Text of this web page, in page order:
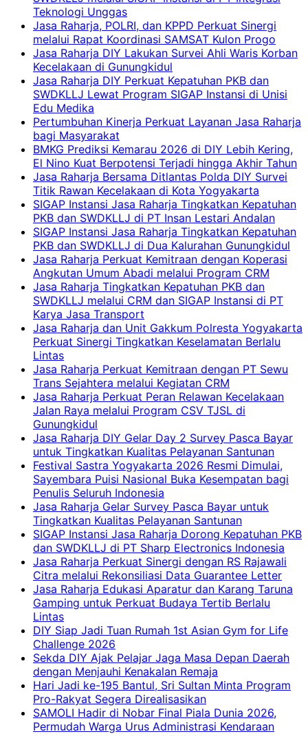
Teknologi Unggas
Jasa Raharja, POLRI, dan KPPD Perkuat Sinergi
melalui Rapat Koordinasi SAMSAT Kulon Progo
Jasa Raharja DIY Lakukan Survei Ahli Waris Korban
Kecelakaan di Gunungkidul
Jasa Raharja DIY Perkuat Kepatuhan PKB dan
SWDKLLJ Lewat Program SIGAP Instansi di Unisi
Edu Medika
Pertumbuhan Kinerja Perkuat Layanan Jasa Raharja
bagi Masyarakat
BMKG Prediksi Kemarau 2026 di DIY Lebih Kering,
El Nino Kuat Berpotensi Terjadi hingga Akhir Tahun
Jasa Raharja Bersama Ditlantas Polda DIY Survei
Titik Rawan Kecelakaan di Kota Yogyakarta
SIGAP Instansi Jasa Raharja Tingkatkan Kepatuhan
PKB dan SWDKLLJ di PT Insan Lestari Andalan
SIGAP Instansi Jasa Raharja Tingkatkan Kepatuhan
PKB dan SWDKLLJ di Dua Kalurahan Gunungkidul
Jasa Raharja Perkuat Kemitraan dengan Koperasi
Angkutan Umum Abadi melalui Program CRM
Jasa Raharja Tingkatkan Kepatuhan PKB dan
SWDKLLJ melalui CRM dan SIGAP Instansi di PT
Karya Jasa Transport
Jasa Raharja dan Unit Gakkum Polresta Yogyakarta
Perkuat Sinergi Tingkatkan Keselamatan Berlalu
Lintas
Jasa Raharja Perkuat Kemitraan dengan PT Sewu
Trans Sejahtera melalui Kegiatan CRM
Jasa Raharja Perkuat Peran Relawan Kecelakaan
Jalan Raya melalui Program CSV TJSL di
Gunungkidul
Jasa Raharja DIY Gelar Day 2 Survey Pasca Bayar
untuk Tingkatkan Kualitas Pelayanan Santunan
Festival Sastra Yogyakarta 2026 Resmi Dimulai,
Sayembara Puisi Nasional Buka Kesempatan bagi
Penulis Seluruh Indonesia
Jasa Raharja Gelar Survey Pasca Bayar untuk
Tingkatkan Kualitas Pelayanan Santunan
SIGAP Instansi Jasa Raharja Dorong Kepatuhan PKB
dan SWDKLLJ di PT Sharp Electronics Indonesia
Jasa Raharja Perkuat Sinergi dengan RS Rajawali
Citra melalui Rekonsiliasi Data Guarantee Letter
Jasa Raharja Edukasi Aparatur dan Karang Taruna
Gamping untuk Perkuat Budaya Tertib Berlalu
Lintas
DIY Siap Jadi Tuan Rumah 1st Asian Gym for Life
Challenge 2026
Sekda DIY Ajak Pelajar Jaga Masa Depan Daerah
dengan Menjauhi Kenakalan Remaja
Hari Jadi ke-195 Bantul, Sri Sultan Minta Program
Pro-Rakyat Segera Direalisasikan
SAMOLI Hadir di Nobar Final Piala Dunia 2026,
Permudah Warga Urus Administrasi Kendaraan